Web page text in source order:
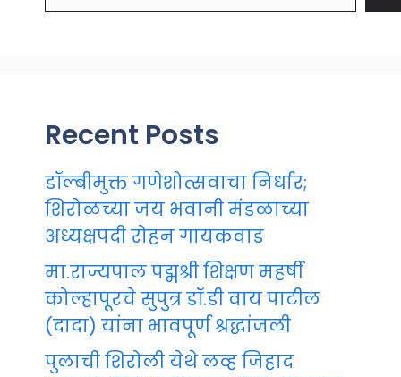
Recent Posts
डॉल्बीमुक्त गणेशोत्सवाचा निर्धार;
शिरोळच्या जय भवानी मंडळाच्या
अध्यक्षपदी रोहन गायकवाड
मा.राज्यपाल पद्मश्री शिक्षण महर्षी
कोल्हापूरचे सुपुत्र डॉ.डी वाय पाटील
(दादा) यांना भावपूर्ण श्रद्धांजली
पुलाची शिरोली येथे लव्ह जिहाद